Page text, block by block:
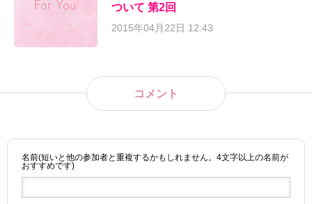
ついて 第2回
2015年04月22日 12:43
コメント
名前(短いと他の参加者と重複するかもしれません。4文字以上の名前が
おすすめです)